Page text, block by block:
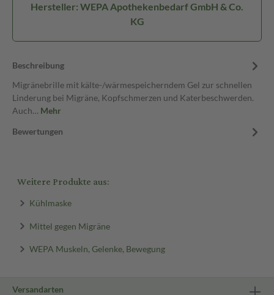
Hersteller: WEPA Apothekenbedarf GmbH & Co.
KG
Beschreibung
Migränebrille mit kälte-/wärmespeicherndem Gel zur schnellen
Linderung bei Migräne, Kopfschmerzen und Katerbeschwerden.
Auch… Mehr
Bewertungen
Weitere Produkte aus:
Kühlmaske
Mittel gegen Migräne
WEPA Muskeln, Gelenke, Bewegung
Versandarten